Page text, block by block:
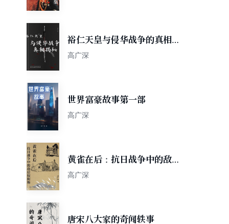
裕仁天皇与侵华战争的真相揭
秘
高广深
世界富豪故事第一部
高广深
黄雀在后：抗日战争中的敌后
根据地
高广深
唐宋八大家的奇闻轶事